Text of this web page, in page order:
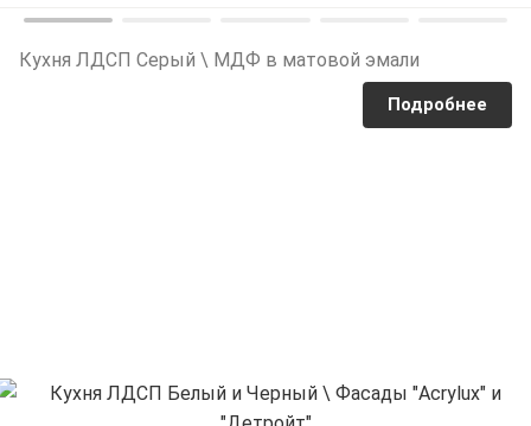
Кухня ЛДСП Серый \ МДФ в матовой эмали
Подробнее